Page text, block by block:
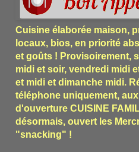
Cuisine élaborée maison,
locaux, bios, en priorité
et goûts ! Provisoirement,
midi et soir, vendredi midi
et midi et dimanche midi.
téléphone uniquement,
d'ouverture CUISINE
désormais, ouvert les
"snacking" !